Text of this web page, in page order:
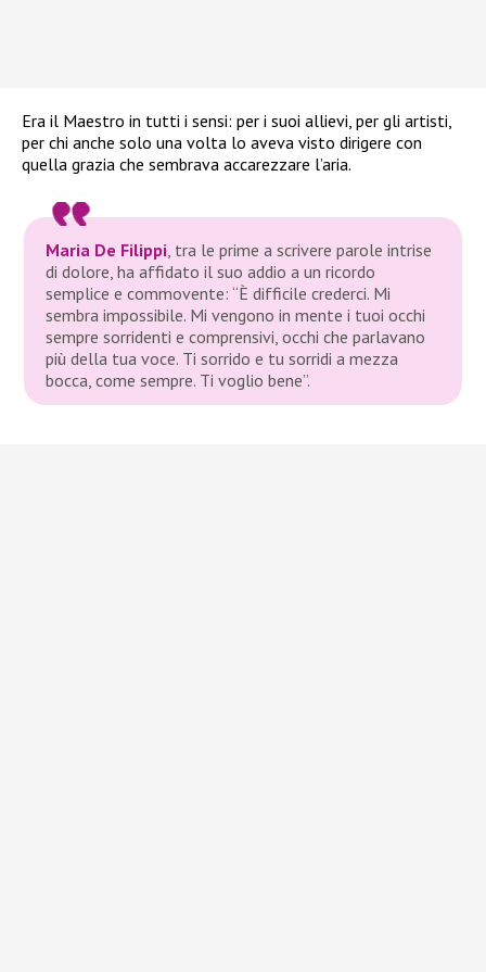
Era il Maestro in tutti i sensi: per i suoi allievi, per gli artisti,
per chi anche solo una volta lo aveva visto dirigere con
quella grazia che sembrava accarezzare l’aria.
Maria De Filippi, tra le prime a scrivere parole intrise
di dolore, ha affidato il suo addio a un ricordo
semplice e commovente: “È difficile crederci. Mi
sembra impossibile. Mi vengono in mente i tuoi occhi
sempre sorridenti e comprensivi, occhi che parlavano
più della tua voce. Ti sorrido e tu sorridi a mezza
bocca, come sempre. Ti voglio bene”.